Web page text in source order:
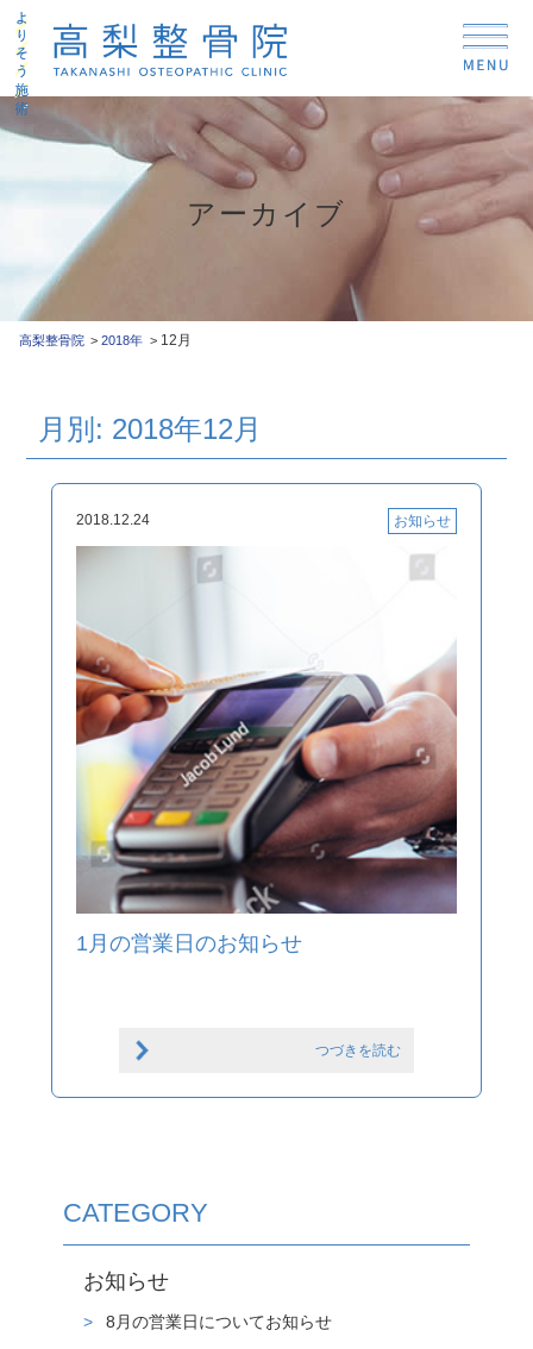
アーカイブ
高梨整骨院 2018年 12月
月別: 2018年12月
2018.12.24 お知らせ
1月の営業日のお知らせ
つづきを読む
CATEGORY
お知らせ
8月の営業日についてお知らせ